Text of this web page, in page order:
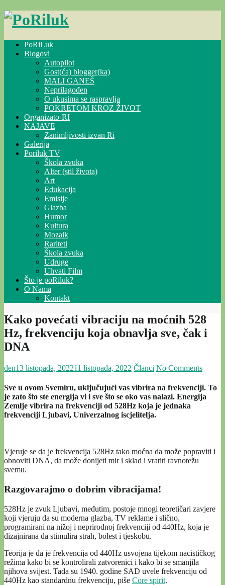
Skip
PoRiLuk
Blogovi
Autopilot
Gost(ća) blogger(ka)
MALI GANEŠ
Neprilagođen
O ukusima se raspravlja
POKRETOM KROZ ŽIVOT
Organizato-RI
NAJAVE
Zanimljivosti izvan Ri
Galerija
Poriluk TV
Škola zvuka
Alter (stil života)
Art
Edukacija
Emisije
Glazba
Humor
Kultura
Mozaik
Rariteti
Škola zvuka
Udruge
Uhvati Film
Što je poRiluk?
O Nama
Kontakt
Kako povećati vibraciju na moćnih 528
Hz, frekvenciju koja obnavlja sve, čak i
DNA
den13 listopada, 202211 listopada, 2022 Članci No Comments
Sve u ovom Svemiru, uključujući vas vibrira na frekvenciji. To
je zato što ste energija vi i sve što se oko vas nalazi. Energija
Zemlje vibrira na frekvenciji od 528Hz koja je jednaka
frekvenciji Ljubavi, Univerzalnog iscjelitelja.
Vjeruje se da je frekvencija 528Hz tako moćna da može popraviti i
obnoviti DNA, da može donijeti mir i sklad i vratiti ravnotežu
svemu.
Razgovarajmo o dobrim vibracijama!
528Hz je zvuk Ljubavi, međutim, postoje mnogi teoretičari zavjere
koji vjeruju da su moderna glazba, TV reklame i slično,
programirani na nižoj i neprirodnoj frekvenciji od 440Hz, koja je
dizajnirana da stimulira strah, bolest i tjeskobu.
Teorija je da je frekvencija od 440Hz usvojena tijekom nacističkog
režima kako bi se kontrolirali zatvorenici i kako bi se smanjila
njihova svijest. Tada su 1940. godine SAD uvele frekvenciju od
440Hz kao standardnu ​​frekvenciju, piše Core spirit.